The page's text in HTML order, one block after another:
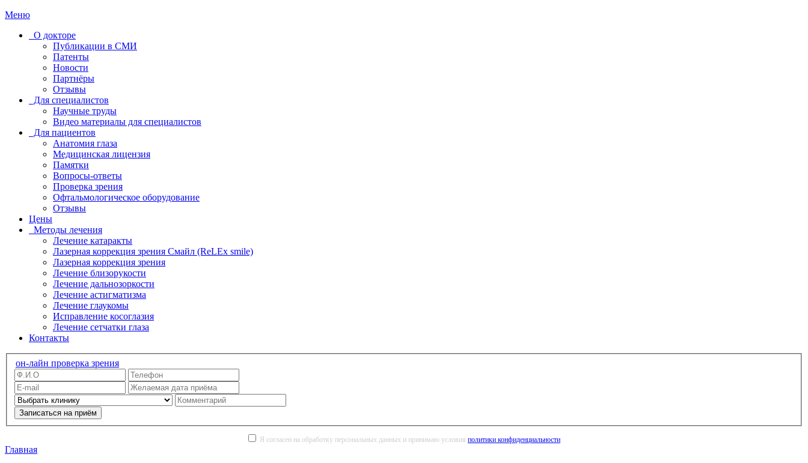
Меню
О докторе
Публикации в СМИ
Патенты
Новости
Партнёры
Отзывы
Для специалистов
Научные труды
Видео материалы для специалистов
Для пациентов
Анатомия глаза
Медицинская лицензия
Памятки
Вопросы-ответы
Проверка зрения
Офтальмологическое оборудование
Отзывы
Цены
Методы лечения
Лечение катаракты
Лазерная коррекция зрения Смайл (ReLEx smile)
Лазерная коррекция зрения
Лечение близорукости
Лечение дальнозоркости
Лечение астигматизма
Лечение глаукомы
Исправление косоглазия
Лечение сетчатки глаза
Контакты
он-лайн проверка зрения
Записаться на приём
Я согласен на обработку персональных данных и принимаю условия политики конфиденциальности
Главная